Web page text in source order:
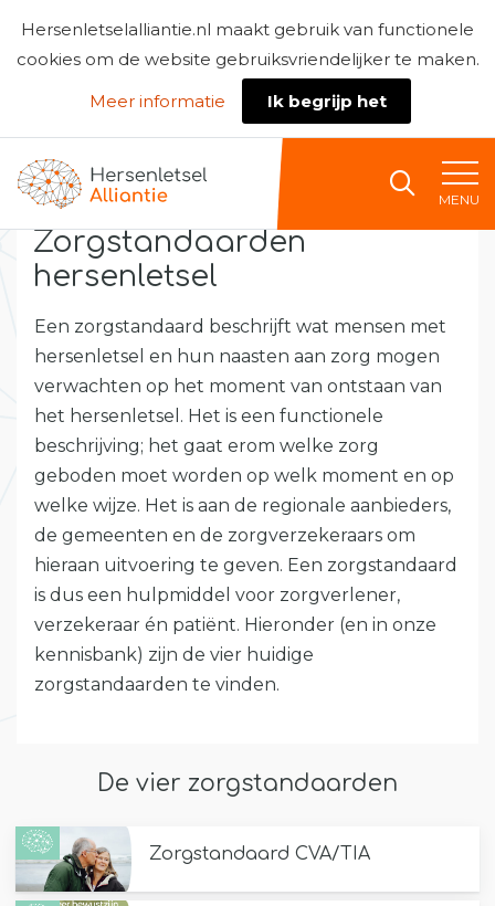
Hersenletselalliantie.nl maakt gebruik van functionele
cookies om de website gebruiksvriendelijker te maken.
Meer informatie
Ik begrijp het
Naar home
MENU
Zorgstandaarden
hersenletsel
Een zorgstandaard beschrijft wat mensen met
hersenletsel en hun naasten aan zorg mogen
verwachten op het moment van ontstaan van
het hersenletsel. Het is een functionele
beschrijving; het gaat erom welke zorg
geboden moet worden op welk moment en op
welke wijze. Het is aan de regionale aanbieders,
de gemeenten en de zorgverzekeraars om
hieraan uitvoering te geven. Een zorgstandaard
is dus een hulpmiddel voor zorgverlener,
verzekeraar én patiënt. Hieronder (en in onze
kennisbank) zijn de vier huidige
zorgstandaarden te vinden.
De vier zorgstandaarden
Zorgstandaard CVA/TIA